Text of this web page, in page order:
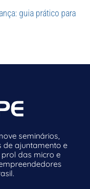
guia prático para
seminários,
de ajuntamento e
das micro e